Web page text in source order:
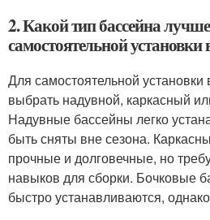
2. Какой тип бассейна
самостоятельной установки
Для самостоятельной
выбрать надувной, каркасный
Надувные бассейны легко
быть сняты вне сезона.
прочные и долговечные, но
навыков для сборки. Бочковые
быстро устанавливаются,